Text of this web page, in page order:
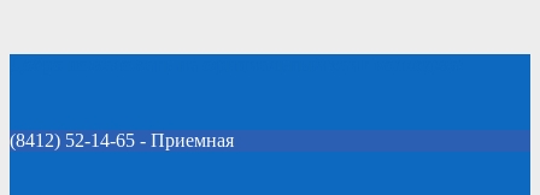
(8412) 52-14-65 - Приемная